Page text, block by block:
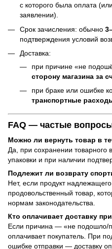
с которого была оплата
заявлении).
Срок зачисления: обычно
подтверждения условий
Доставка:
при причине «не
сторону магазина за
при браке или ошибке
транспортные
FAQ — частые
Можно ли вернуть товар в
Да, при сохранении товарного
упаковки и при наличии
Подлежит ли возврату
Нет, если продукт
продовольственный товар,
нормам законодательства.
Кто оплачивает доставку
Если причина — «не подошло/
оплачивает покупатель. При
ошибке отправки — доставку